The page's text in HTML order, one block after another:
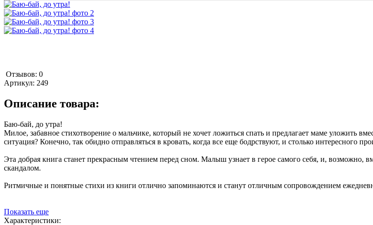
Отзывов: 0
Артикул: 249
Описание товара:
Баю-бай, до утра!
Милое, забавное стихотворение о мальчике, который не хочет ложиться спать и предлагает маме уложить
ситуация? Конечно, так обидно отправляться в кровать, когда все еще бодрствуют, и столько интересного
Эта добрая книга станет прекрасным чтением перед сном. Малыш узнает в герое самого себя, и, возможно,
скандалом.
Ритмичные и понятные стихи из книги отлично запоминаются и станут отличным сопровождением
Показать еще
Характеристики: